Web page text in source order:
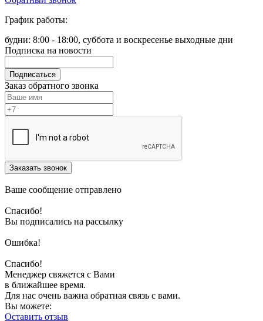
График работы:
будни: 8:00 - 18:00, суббота и воскресенье выходные дни
Подписка на новости
Подписаться
Заказ обратного звонка
Заказать звонок
Ваше сообщение отправлено
Спасибо!
Вы подписались на рассылку
Ошибка!
Спасибо!
Менеджер свяжется с Вами
в ближайшее время.
Для нас очень важна обратная связь с вами.
Вы можете:
Оставить отзыв